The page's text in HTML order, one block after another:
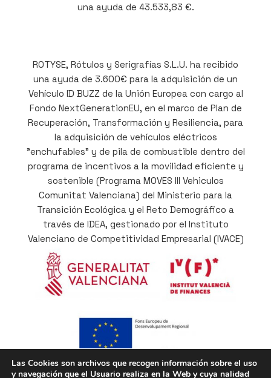
Las Cookies son archivos que recogen información sobre el uso
y navegación que el Usuario realiza en la Web y cuya nalidad
una ayuda de 43.533,83 €.
ROTYSE, Rótulos y Serigrafías S.L.U. ha recibido
una ayuda de 3.600€ para la adquisición de un
Vehículo ID BUZZ de la Unión Europea con cargo al
Fondo NextGenerationEU, en el marco de Plan de
Recuperación, Transformación y Resiliencia, para
la adquisición de vehículos eléctricos
"enchufables" y de pila de combustible dentro del
programa de incentivos a la movilidad eficiente y
sostenible (Programa MOVES III Vehiculos
Comunitat Valenciana) del Ministerio para la
Transición Ecológica y el Reto Demográfico a
través de IDEA, gestionado por el Instituto
Valenciano de Competitividad Empresarial (IVACE)